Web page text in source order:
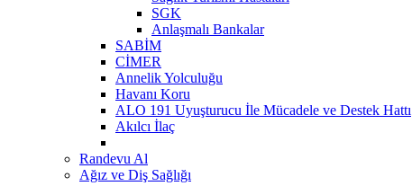
SGK
Anlaşmalı Bankalar
SABİM
CİMER
Annelik Yolculuğu
Havanı Koru
ALO 191 Uyuşturucu İle Mücadele ve Destek Hattı
Akılcı İlaç
Randevu Al
Ağız ve Diş Sağlığı